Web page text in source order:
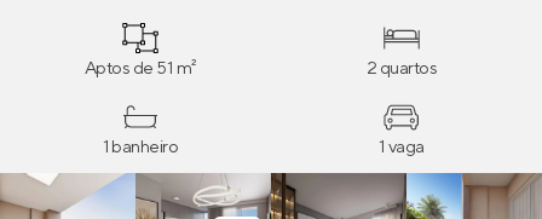
Aptos de 51 m² 2 quartos
1 banheiro 1 vaga